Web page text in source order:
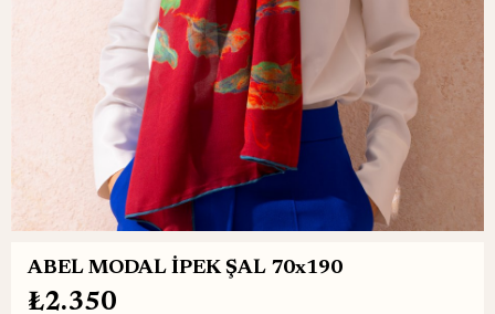
ABEL MODAL İPEK ŞAL 70x190
₺2.350